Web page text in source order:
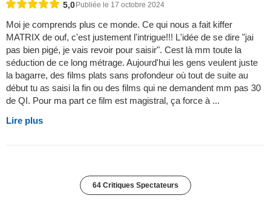
5,0 Publiée le 17 octobre 2024
Moi je comprends plus ce monde. Ce qui nous a fait kiffer
MATRIX de ouf, c'est justement l'intrigue!!! L'idée de se dire "jai
pas bien pigé, je vais revoir pour saisir". Cest là mm toute la
séduction de ce long métrage. Aujourd'hui les gens veulent juste
la bagarre, des films plats sans profondeur où tout de suite au
début tu as saisi la fin ou des films qui ne demandent mm pas 30
de QI. Pour ma part ce film est magistral, ça force à ...
Lire plus
64 Critiques Spectateurs